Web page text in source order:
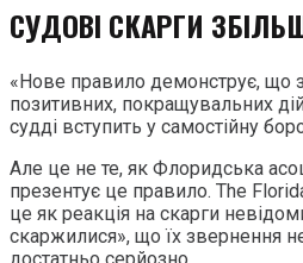
СУДОВІ СКАРГИ
«Нове правило демонструє, що
позитивних, покращувальних
судді вступить у самостійну
Але це не те, як Флоридська
презентує це правило. The
це як реакція на скарги
скаржилися», що їх звернення